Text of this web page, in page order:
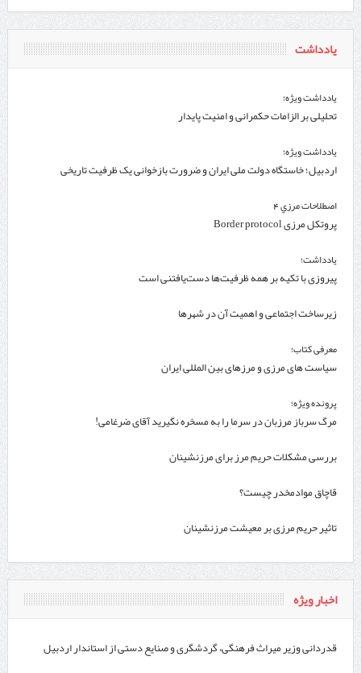
یادداشت
یادداشت ویژه؛
تحلیلی بر الزامات حکمرانی و امنیت پایدار
یادداشت ویژه؛
اردبیل؛ خاستگاه دولت ملی ایران و ضرورت بازخوانی یک ظرفیت تاریخی
اصطلاحات مرزي 4
پروتکل مرزی Border protocol
یادداشت؛
پیروزی با تکیه بر همه ظرفیت‌ها دست‌یافتنی است
زیرساخت اجتماعی و اهمیت آن در شهرها
معرفی کتاب؛
سیاست های مرزی و مرزهای بین المللی ایران
پرونده ویژه؛
مرگ سرباز مرزبان در سرما را به مسخره نگیرید آقای ضرغامی!
بررسی مشکلات حریم مرز برای مرزنشینان
قاچاق موادمخدر چیست؟
تاثیر حریم مرزی بر معیشت مرزنشینان
اخبار ویژه
قدردانی وزیر میراث فرهنگی، گردشگری و صنایع دستی از استاندار اردبیل